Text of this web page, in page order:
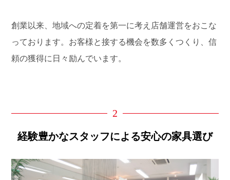
創業以来、地域への定着を第一に考え店舗運営をおこな
っております。お客様と接する機会を数多くつくり、信
頼の獲得に日々励んでいます。
2
経験豊かなスタッフによる安心の家具選び